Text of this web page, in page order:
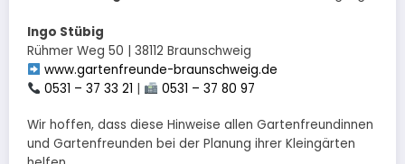
Ingo Stübig
Rühmer Weg 50 | 38112 Braunschweig
www.gartenfreunde-braunschweig.de
0531 – 37 33 21 | 0531 – 37 80 97
Wir hoffen, dass diese Hinweise allen Gartenfreundinnen
und Gartenfreunden bei der Planung ihrer Kleingärten